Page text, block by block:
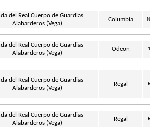
del Real Cuerpo de Guardias
Alabarderos (Vega)
Columbia
del Real Cuerpo de Guardias
Alabarderos (Vega)
Odeon
del Real Cuerpo de Guardias
Alabarderos (Vega)
Regal
del Real Cuerpo de Guardias
Alabarderos (Vega)
Regal